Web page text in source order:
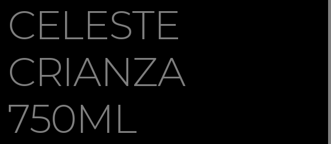
CELESTE
CRIANZA
750ML